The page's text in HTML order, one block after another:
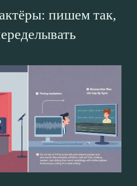
пишем так,